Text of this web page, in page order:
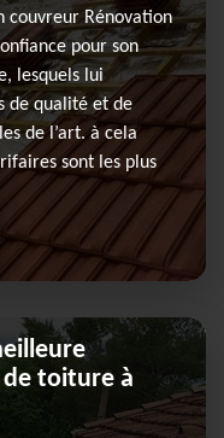
couvreur Rénovation
pour son
lesquels lui
de qualité et de
de l’art. à cela
sont les plus
toiture à